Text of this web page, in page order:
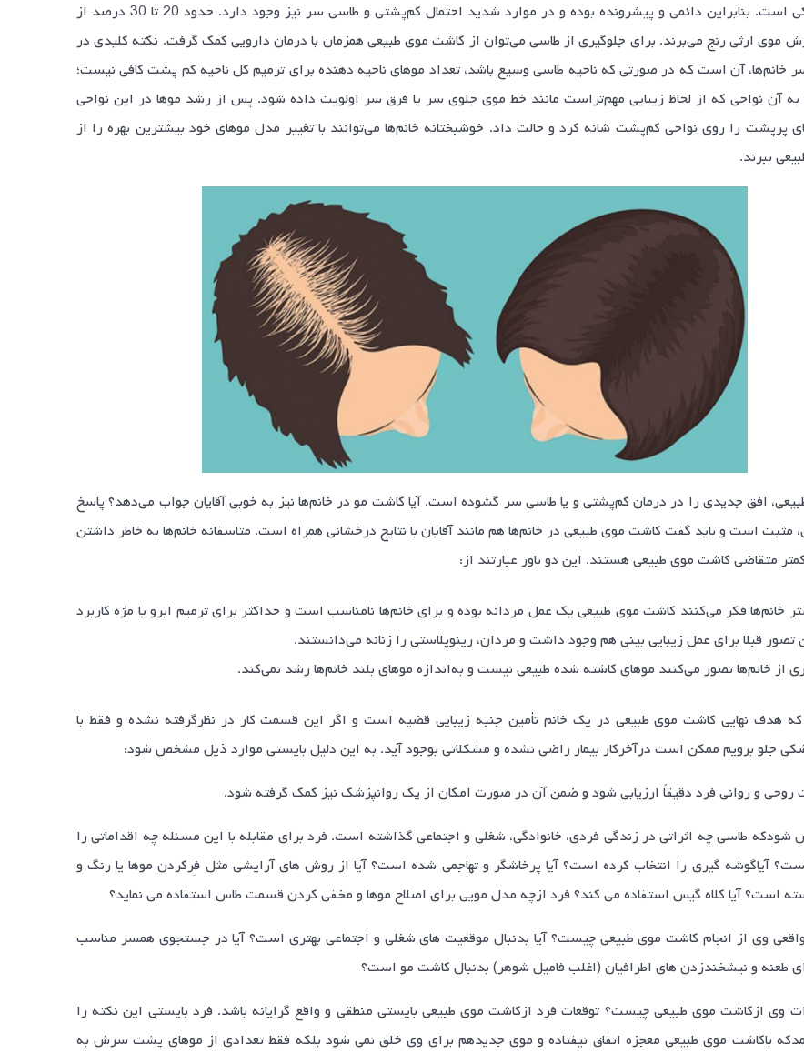
مشکل ژنتیکی است. بنابراین دائمی و پیشرونده بوده و در موارد شدید احتمال کم‌پشتی و طاسی سر نیز وجود دارد. حدود 20 تا 30 درصد از
موی ارثی رنج می‌برند. برای جلوگیری از طاسی می‌توان از کاشت موی طبیعی همزمان با درمان دارویی کمک گرفت. نکته کلیدی در
خانم‌ها، آن است که در صورتی که ناحیه طاسی وسیع باشد، تعداد موهای ناحیه‌‌ دهنده برای ترمیم کل ناحیه‌ کم پشت کافی نیست؛
به آن نواحی که از لحاظ زیبایی مهم‌تراست مانند خط موی جلوی سر یا فرق سر اولویت داده شود. پس از رشد موها در این نواحی
پرپشت را روی نواحی کم‌پشت شانه کرد و حالت داد. خوشبختانه خانم‌ها می‌توانند با تغییر مدل موهای خود بیشترین بهره را از
ببرند.
افق جدیدی را در درمان کم‌پشتی و یا طاسی سر گشوده است. آیا کاشت مو در خانم‌ها نیز به خوبی آقایان جواب می‌دهد؟ پاسخ
مثبت است و باید گفت کاشت موی طبیعی در خانم‌ها هم مانند آقایان با نتایج درخشانی همراه است. متاسفانه خانم‌ها به خاطر داشتن
کمتر متقاضی کاشت موی طبیعی هستند. این دو باور عبارتند از:
خانم‌ها فکر می‌کنند کاشت موی طبیعی یک عمل مردانه بوده و برای خانم‌ها نامناسب است و حداکثر برای ترمیم ابرو یا مژه کاربرد
تصور قبلا برای عمل زیبایی بینی هم وجود داشت و مردان، رینوپلاستی را زنانه می‌دانستند.
از خانم‌ها تصور می‌کنند موهای کاشته شده طبیعی نیست و به‌اندازه موهای بلند خانم‌ها رشد نمی‌کند.
هدف نهایی کاشت موی طبیعی در یک خانم تأمین جنبه زیبایی قضیه است و اگر این قسمت کار در نظرگرفته نشده و فقط با
جلو برویم ممکن است درآخرکار بیمار راضی نشده و مشکلاتی بوجود آید. به این دلیل بایستی موارد ذیل مشخص شود:
طاسی چه اثراتی در زندگی فردی، خانوادگی، شغلی و اجتماعی گذاشته است. فرد برای مقابله با این مسئله چه اقداماتی را
آیاگوشه گیری را انتخاب کرده است؟ آیا پرخاشگر و تهاجمی شده است؟ آیا از روش های آرایشی مثل فِرکردن موها یا رنگ و
است؟ آیا کلاه گیس استفاده می کند؟ فرد ازچه مدل مویی برای اصلاح موها و مخفی کردن قسمت طاس استفاده می نماید؟
وی از انجام کاشت موی طبیعی چیست؟ آیا بدنبال موقعیت های شغلی و اجتماعی بهتری است؟ آیا در جستجوی همسر مناسب
طعنه و نیشخندزدن های اطرافیان (اغلب فامیل شوهر) بدنبال کاشت مو است؟
وی ازکاشت موی طبیعی چیست؟ توقعات فرد ازکاشت موی طبیعی بایستی منطقی و واقع گرایانه باشد. فرد بایستی این نکته را
باکاشت موی طبیعی معجزه اتفاق نیفتاده و موی جدیدهم برای وی خلق نمی شود بلکه فقط تعدادی از موهای پشت سرش به